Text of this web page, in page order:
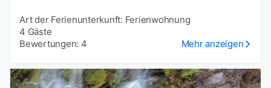
Art der Ferienunterkunft: Ferienwohnung
4 Gäste
Bewertungen: 4
Mehr anzeigen